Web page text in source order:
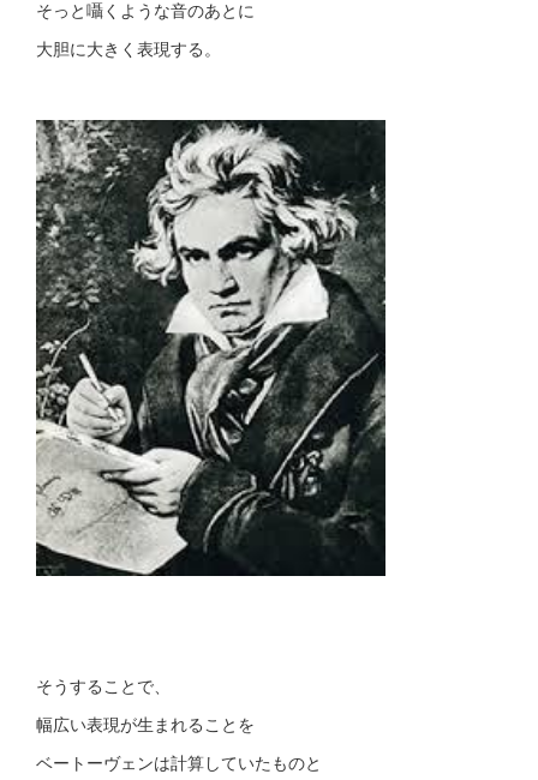
そっと囁くような音のあとに
大胆に大きく表現する。
そうすることで、
幅広い表現が生まれることを
ベートーヴェンは計算していたものと